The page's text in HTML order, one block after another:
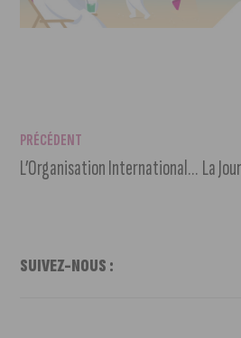
PRÉCÉDENT
L’Organisation Internationale de la Vigne et du Vin à Dijon ?
SUIVEZ-NOUS :